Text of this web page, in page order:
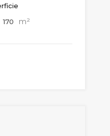
170
m²